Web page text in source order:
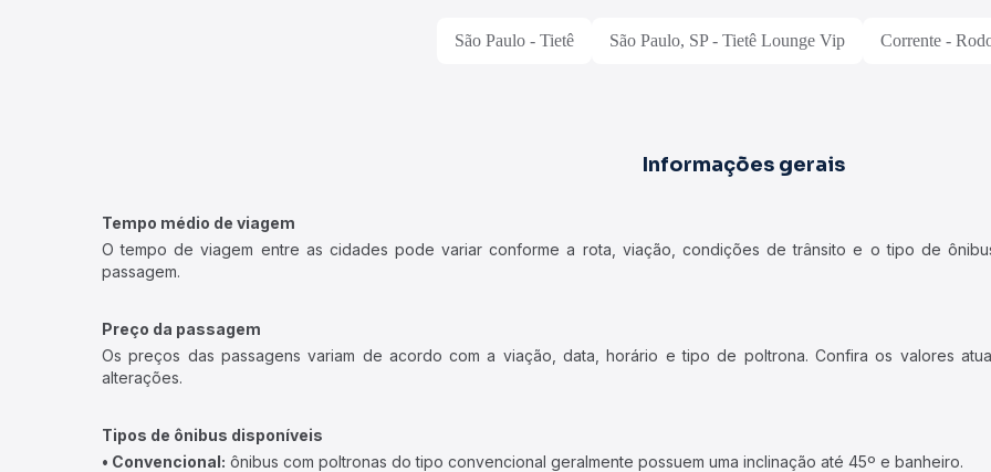
São Paulo - Tietê São Paulo, SP - Tietê Lounge Vip Corrente -
Informações gerais
Tempo médio de viagem
O tempo de viagem entre as cidades pode variar conforme a rota, viação, condições de trânsito e o tipo de
passagem.
Preço da passagem
Os preços das passagens variam de acordo com a viação, data, horário e tipo de poltrona. Confira os valores
alterações.
Tipos de ônibus disponíveis
• Convencional: ônibus com poltronas do tipo convencional geralmente possuem uma inclinação até 45º e banheiro.